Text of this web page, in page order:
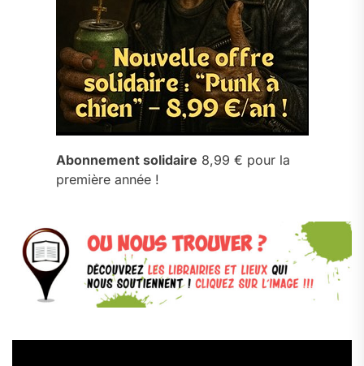
Abonnement solidaire 8,99 € pour la
première année !